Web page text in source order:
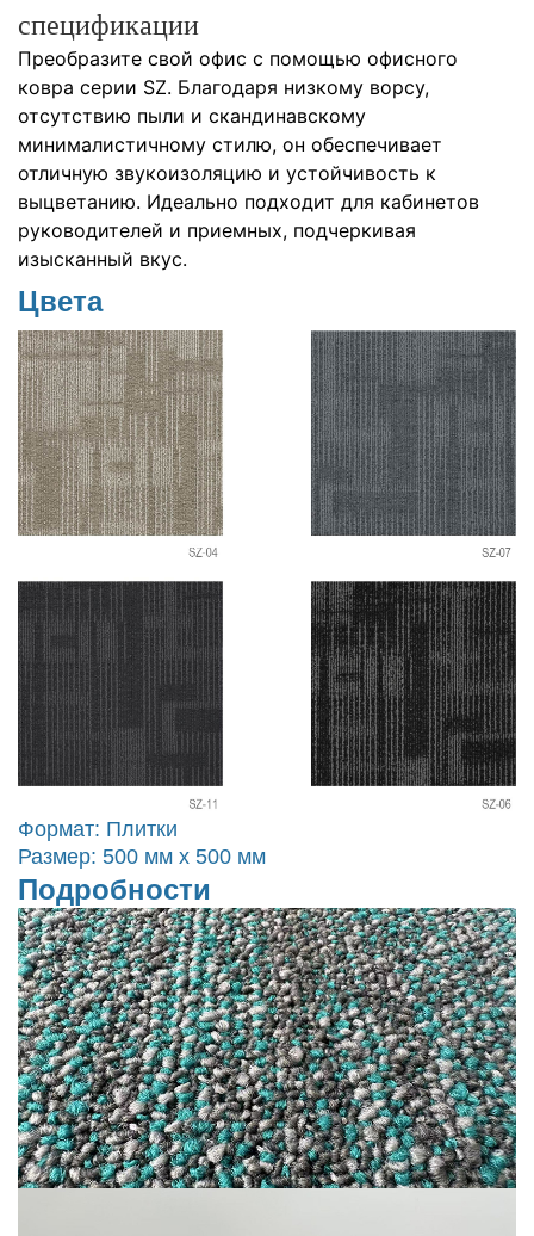
спецификации
Преобразите свой офис с помощью офисного
ковра серии SZ. Благодаря низкому ворсу,
отсутствию пыли и скандинавскому
минималистичному стилю, он обеспечивает
отличную звукоизоляцию и устойчивость к
выцветанию. Идеально подходит для кабинетов
руководителей и приемных, подчеркивая
изысканный вкус.
Цвета
Формат: Плитки
Размер: 500 мм x 500 мм
Подробности